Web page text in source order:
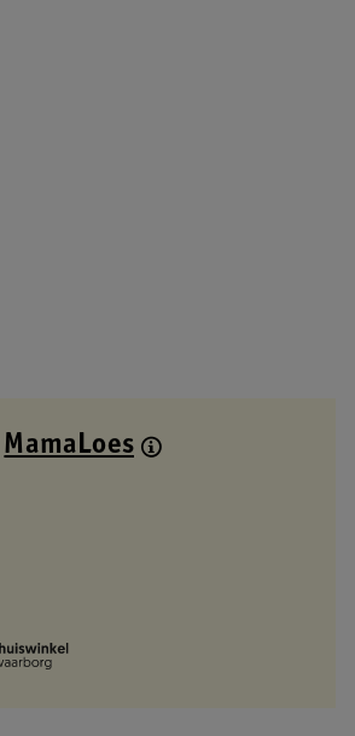
MamaLoes